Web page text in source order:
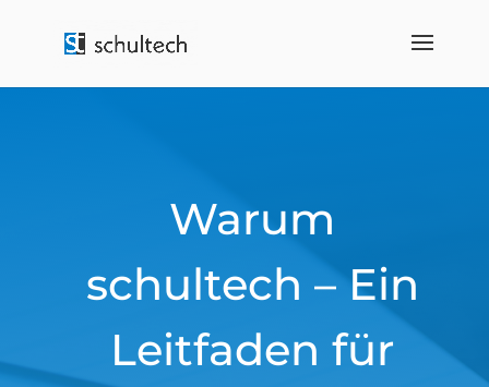
Warum
schultech – Ein
Leitfaden für